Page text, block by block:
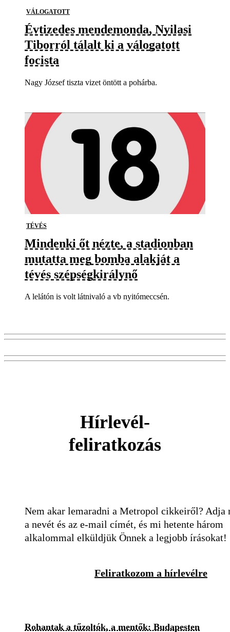
VÁLOGATOTT
Évtizedes mendemonda, Nyilasi
Tiborról tálalt ki a válogatott
focista
Nagy József tiszta vizet öntött a pohárba.
TÉVÉS
Mindenki őt nézte, a stadionban
mutatta meg bomba alakját a
tévés szépségkirálynő
A lelátón is volt látnivaló a vb nyitómeccsén.
Hírlevél-
feliratkozás
Nem akar lemaradni a Metropol cikkeiről? Adja
a nevét és az e-mail címét, és mi hetente három
alkalommal elküldjük Önnek a legjobb írásokat!
Feliratkozom a hírlevélre
Rohantak a tűzoltók, a mentők: Budapesten